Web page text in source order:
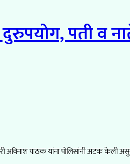
पती व
अविनाश पाठक यांना पोलिसांनी अटक केली असुन